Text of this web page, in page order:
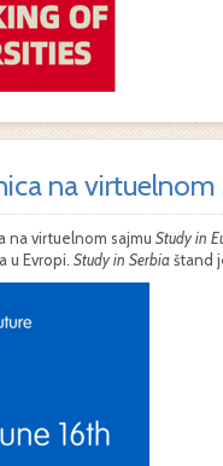
na
na virtuelnom sajmu Study in
Evropi. Study in Serbiaštand